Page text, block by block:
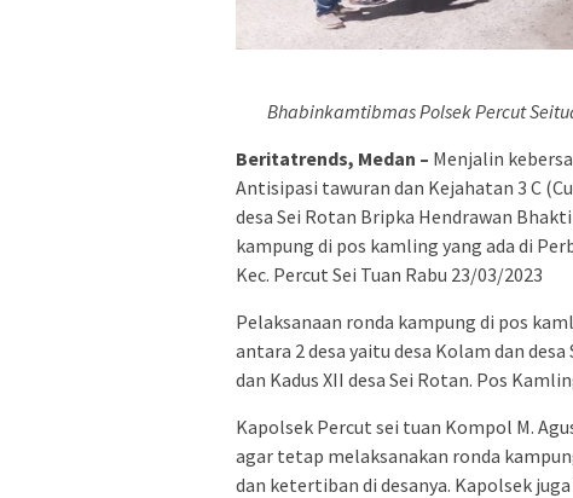
Bhabinkamtibmas Polsek Percut
Beritatrends, Medan – Menjalin
Antisipasi tawuran dan Kejahatan 3 C
desa Sei Rotan Bripka Hendrawan
kampung di pos kamling yang ada di
Kec. Percut Sei Tuan Rabu 23/03/2023
Pelaksanaan ronda kampung di pos
antara 2 desa yaitu desa Kolam dan
dan Kadus XII desa Sei Rotan. Pos
Kapolsek Percut sei tuan Kompol M.
agar tetap melaksanakan ronda
dan ketertiban di desanya. Kapolsek